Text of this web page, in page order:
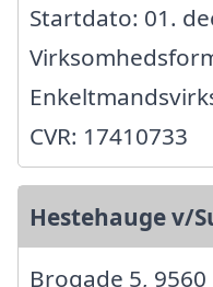
Startdato: 01.
CVR: 17410733
Hestehauge v/
Brogade 5,